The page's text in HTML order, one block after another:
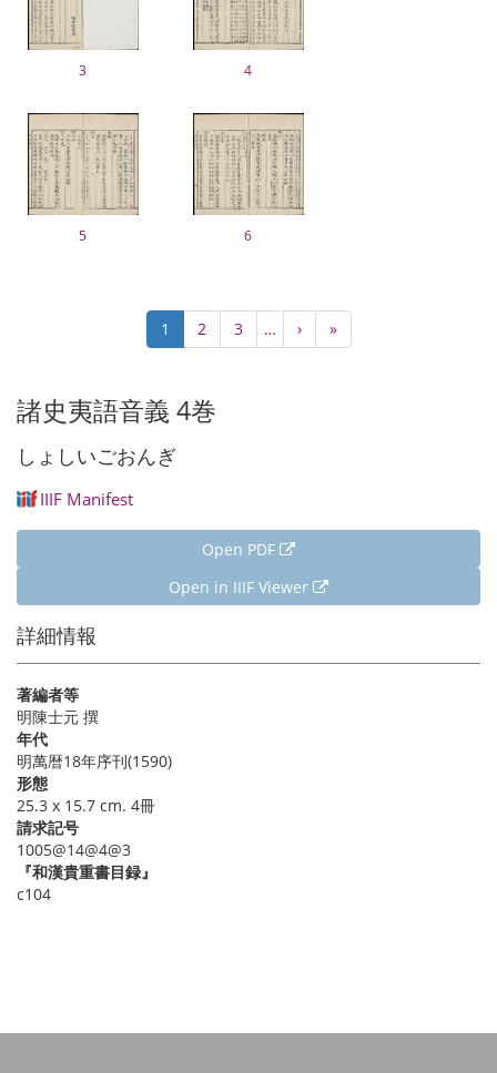
3 4
5 6
Current
page
1 Page
2 Page
3 …
Next
page
›
Last
page
»
諸史夷語音義 4巻
しょしいごおんぎ
IIIF Manifest
Open PDF
Open in IIIF Viewer
詳細情報
著編者等
明陳士元 撰
年代
明萬暦18年序刊(1590)
形態
25.3 x 15.7 cm. 4冊
請求記号
1005@14@4@3
『和漢貴重書目録』
c104